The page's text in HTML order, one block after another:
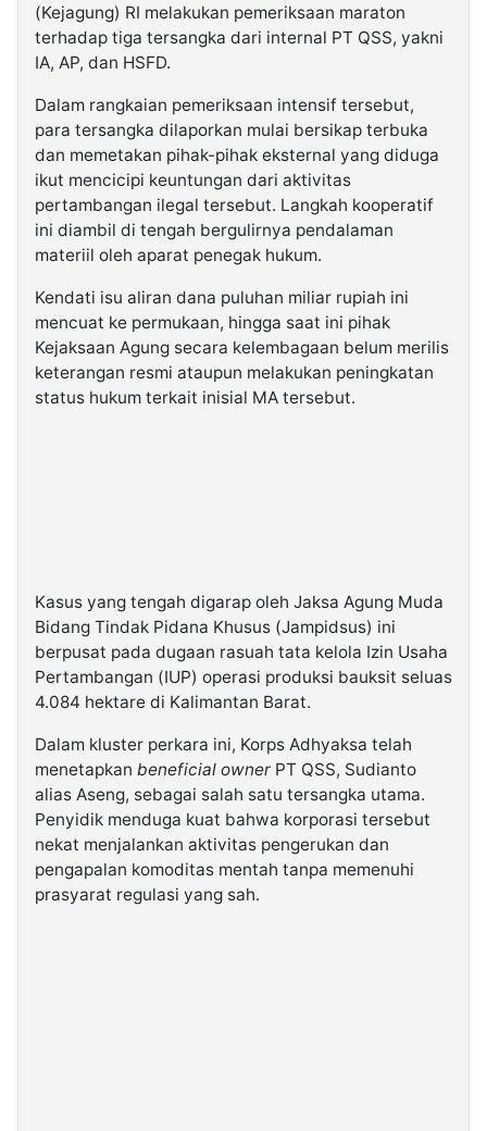
(Kejagung) RI melakukan pemeriksaan maraton
terhadap tiga tersangka dari internal PT QSS, yakni
IA, AP, dan HSFD.
Dalam rangkaian pemeriksaan intensif tersebut,
para tersangka dilaporkan mulai bersikap terbuka
dan memetakan pihak-pihak eksternal yang diduga
ikut mencicipi keuntungan dari aktivitas
pertambangan ilegal tersebut. Langkah kooperatif
ini diambil di tengah bergulirnya pendalaman
materiil oleh aparat penegak hukum.
Kendati isu aliran dana puluhan miliar rupiah ini
mencuat ke permukaan, hingga saat ini pihak
Kejaksaan Agung secara kelembagaan belum merilis
keterangan resmi ataupun melakukan peningkatan
status hukum terkait inisial MA tersebut.
Kasus yang tengah digarap oleh Jaksa Agung Muda
Bidang Tindak Pidana Khusus (Jampidsus) ini
berpusat pada dugaan rasuah tata kelola Izin Usaha
Pertambangan (IUP) operasi produksi bauksit seluas
4.084 hektare di Kalimantan Barat.
Dalam kluster perkara ini, Korps Adhyaksa telah
menetapkan beneficial owner PT QSS, Sudianto
alias Aseng, sebagai salah satu tersangka utama.
Penyidik menduga kuat bahwa korporasi tersebut
nekat menjalankan aktivitas pengerukan dan
pengapalan komoditas mentah tanpa memenuhi
prasyarat regulasi yang sah.